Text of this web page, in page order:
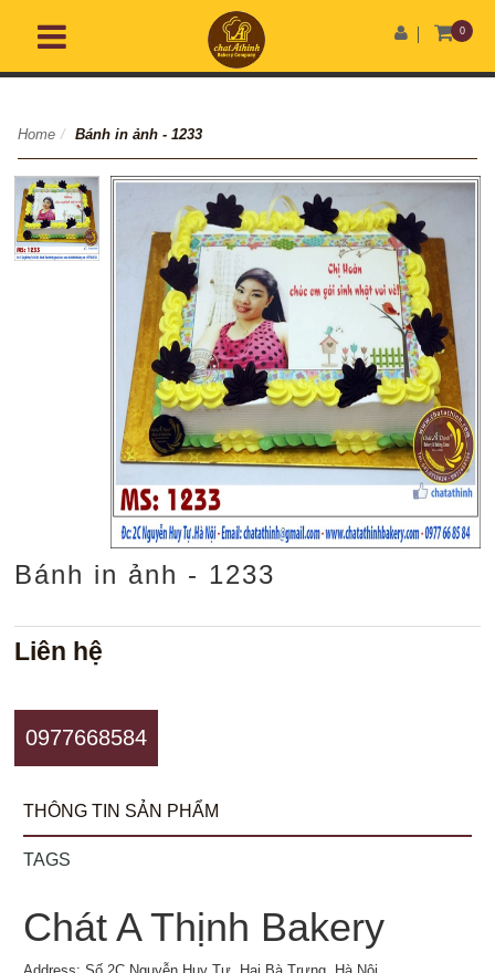
0
Home / Bánh in ảnh - 1233
Bánh in ảnh - 1233
Liên hệ
0977668584
THÔNG TIN SẢN PHẨM
TAGS
Chát A Thịnh Bakery